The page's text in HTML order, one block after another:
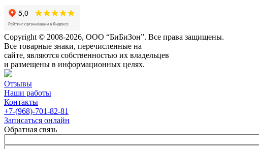
Copyright © 2008-2026, ООО “БиБиЗон”. Все права защищены.
Все товарные знаки, перечисленные на
сайте, являются собственностью их владельцев
и размещены в информационных целях.
Отзывы
Наши работы
Контакты
+7-(968)-701-82-81
Записаться онлайн
Обратная связь